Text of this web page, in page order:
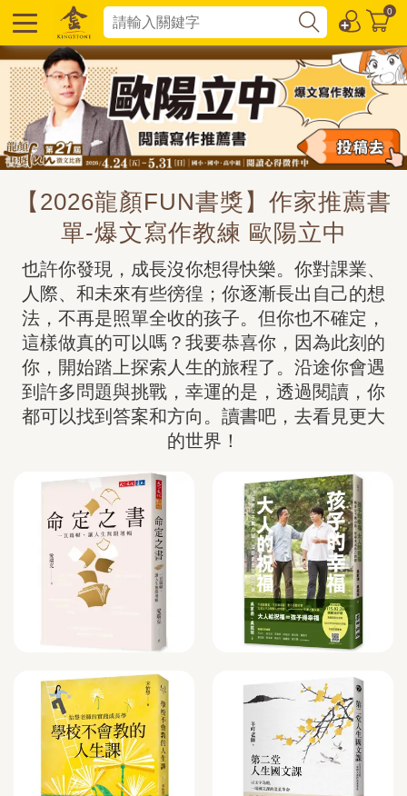
0
【2026龍顏FUN書獎】作家推薦書
單-爆文寫作教練 歐陽立中
也許你發現，成長沒你想得快樂。你對課業、
人際、和未來有些徬徨；你逐漸長出自己的想
法，不再是照單全收的孩子。但你也不確定，
這樣做真的可以嗎？我要恭喜你，因為此刻的
你，開始踏上探索人生的旅程了。沿途你會遇
到許多問題與挑戰，幸運的是，透過閱讀，你
都可以找到答案和方向。讀書吧，去看見更大
的世界！